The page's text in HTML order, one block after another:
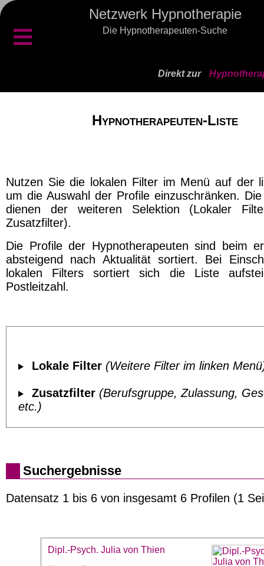
Netzwerk Hypnotherapie
Die Hypnotherapeuten-Suche
≡
Direkt zur
Hypnotherapeuten-Liste
Nutzen Sie die lokalen Filter im Menü auf der
um die Auswahl der Profile einzuschränken.
dienen der weiteren Selektion (Lokaler
Zusatzfilter).
Die Profile der Hypnotherapeuten sind beim
absteigend nach Aktualität sortiert. Bei
lokalen Filters sortiert sich die Liste
Postleitzahl.
Lokale Filter (Weitere Filter im linken
Zusatzfilter (Berufsgruppe, Zulassung,
etc.)
Suchergebnisse
Datensatz 1 bis 6 von insgesamt 6 Profilen (1
Dipl.-Psych. Julia von Thien